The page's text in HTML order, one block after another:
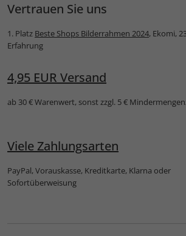
Vertrauen Sie uns
1. Platz Beste Shops Bilderrahmen 2024, Ekomi,
Erfahrung
4,95 EUR Versand
ab 30 € Warenwert, sonst zzgl. 5 €
Viele Zahlungsarten
PayPal, Vorauskasse, Kreditkarte, Klarna oder
Sofortüberweisung